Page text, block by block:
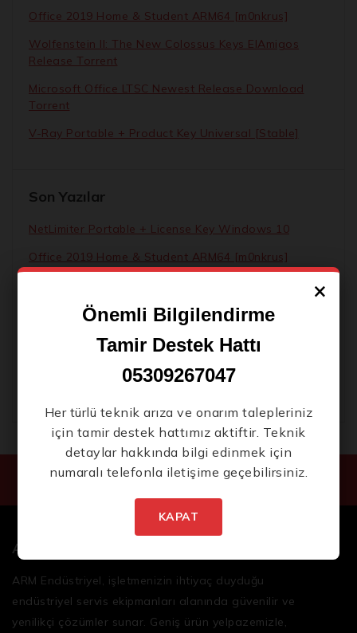
Office 2019 Home & Student ARM64 [m0nkrus]
Wolfenstein II: The New Colossus Keys ElAmigos
Release Torrent
Microsoft Office LTSC Newest Release Dоwnlоad
Torrent
V-Ray Portable + Product Key Universal [Stable]
Son Yazılar
NetLimiter Portable + License Key Windows 10
Office 2019 Home & Student ARM64 [m0nkrus]
Release Torrent
Microsoft Office LTSC Newest Release Dоwnlоad
V-Ray Portable + Product Key Universal [Stable]
ARM
ARM Endüstriyel, işletmenizin ihtiyaç duyduğu
endüstriyel servis ekipmanları alanında güvenilir ve
yenilikçi çözümler sunar. Geniş ürün yelpazemizle,
Yeni Ürünlerden İlk Siz Haberdar Olun.
İstenmeyen posta göndermiyoruz! Daha fazla bilgi
×
Önemli Bilgilendirme
Tamir Destek Hattı
05309267047
Her türlü teknik arıza ve onarım talepleriniz
için tamir destek hattımız aktiftir. Teknik
detaylar hakkında bilgi edinmek için
numaralı telefonla iletişime geçebilirsiniz.
KAPAT